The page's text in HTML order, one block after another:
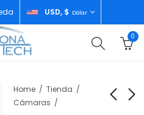
USD, $ Dólar
0
Home
Tienda
Cámaras